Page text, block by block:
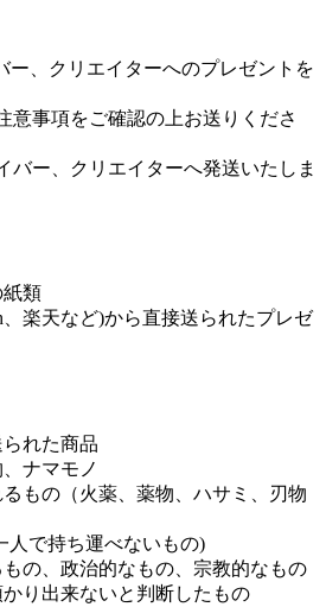
ー、クリエイターへのプレゼントを
意事項をご確認の上お送りくださ
バー、クリエイターへ発送いたしま
類
、楽天など)から直接送られたプレゼ
れた商品
ナマモノ
もの（火薬、薬物、ハサミ、刃物
人で持ち運べないもの)
の、政治的なもの、宗教的なもの
り出来ないと判断したもの